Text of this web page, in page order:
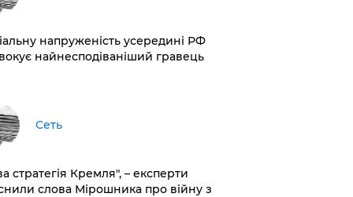
напруженість усередині РФ
найнесподіваніший гравець
Сеть
стратегія Кремля", – експерти
слова Мірошника про війну з